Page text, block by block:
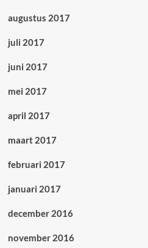
augustus 2017
juli 2017
juni 2017
mei 2017
april 2017
maart 2017
februari 2017
januari 2017
december 2016
november 2016